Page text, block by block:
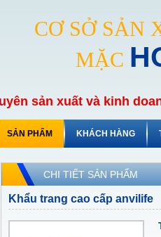
CƠ SỞ SẢN
MẶC
sản xuất và kinh
SẢN PHẨM KHÁCH HÀNG
CHI TIẾT SẢN PHẨM
Khẩu trang cao cấp anvilife